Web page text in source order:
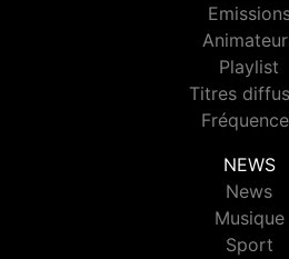
Playlist
Titres
NEWS
News
Musique
Sport